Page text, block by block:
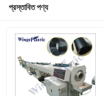
প্রস্তাবিত পণ্য